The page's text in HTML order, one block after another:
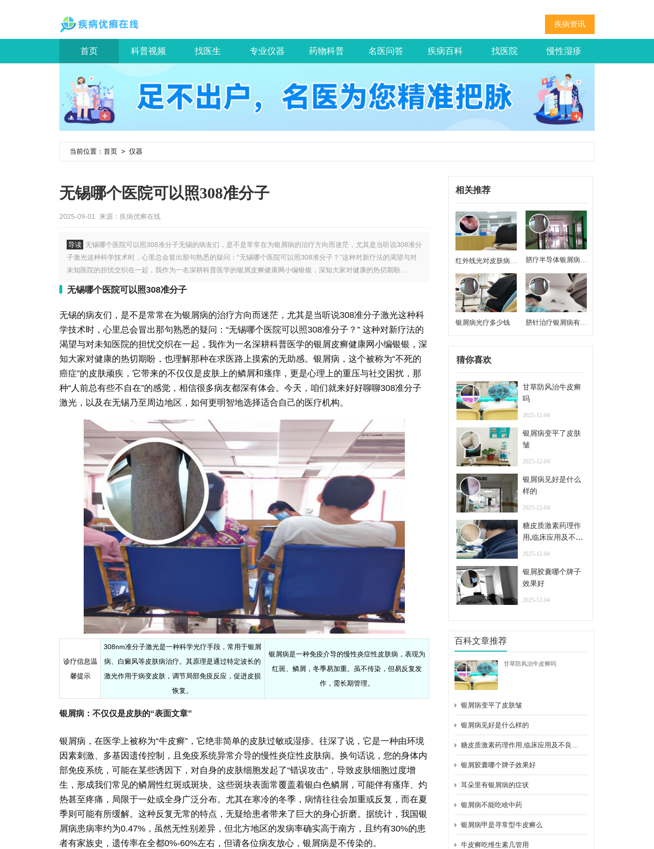
疾病资讯
首页 科普视频 找医生 专业仪器 药物科普 名医问答 疾病百科 找医院 慢性湿疹
当前位置： 首页 > 仪器
无锡哪个医院可以照308准分子
2025-09-01 来源： 疾病优癣在线
导读 无锡哪个医院可以照308准分子无锡的病友们，是不是常常在为银屑病的治疗方向而迷茫，尤其是当听说308准分
子激光这种科学技术时，心里总会冒出那句熟悉的疑问：“无锡哪个医院可以照308准分子？”这种对新疗法的渴望与对
未知医院的担忧交织在一起，我作为一名深耕科普医学的银屑皮癣健康网小编银银，深知大家对健康的热切期盼...
无锡哪个医院可以照308准分子
无锡的病友们，是不是常常在为银屑病的治疗方向而迷茫，尤其是当听说308准分子激光这种科
学技术时，心里总会冒出那句熟悉的疑问：“无锡哪个医院可以照308准分子？” 这种对新疗法的
渴望与对未知医院的担忧交织在一起，我作为一名深耕科普医学的银屑皮癣健康网小编银银，深
知大家对健康的热切期盼，也理解那种在求医路上摸索的无助感。银屑病，这个被称为“不死的
癌症”的皮肤顽疾，它带来的不仅仅是皮肤上的鳞屑和瘙痒，更是心理上的重压与社交困扰，那
种“人前总有些不自在”的感觉，相信很多病友都深有体会。今天，咱们就来好好聊聊308准分子
激光，以及在无锡乃至周边地区，如何更明智地选择适合自己的医疗机构。
诊疗信息温
馨提示
308nm准分子激光是一种科学光疗手段，常用于银屑
病、白癜风等皮肤病治疗。其原理是通过特定波长的
激光作用于病变皮肤，调节局部免疫反应，促进皮损
恢复。
银屑病是一种免疫介导的慢性炎症性皮肤病，表现为
红斑、鳞屑，冬季易加重。虽不传染，但易反复发
作，需长期管理。
银屑病：不仅仅是皮肤的“表面文章”
银屑病，在医学上被称为“牛皮癣”，它绝非简单的皮肤过敏或湿疹。往深了说，它是一种由环境
因素刺激、多基因遗传控制，且免疫系统异常介导的慢性炎症性皮肤病。换句话说，您的身体内
部免疫系统，可能在某些诱因下，对自身的皮肤细胞发起了“错误攻击”，导致皮肤细胞过度增
生，形成我们常见的鳞屑性红斑或斑块。这些斑块表面常覆盖着银白色鳞屑，可能伴有瘙痒、灼
热甚至疼痛，局限于一处或全身广泛分布。尤其在寒冷的冬季，病情往往会加重或反复，而在夏
季则可能有所缓解。这种反复无常的特点，无疑给患者带来了巨大的身心折磨。据统计，我国银
屑病患病率约为0.47%，虽然无性别差异，但北方地区的发病率确实高于南方，且约有30%的患
者有家族史，遗传率在全都0%-60%左右，但请各位病友放心，银屑病是不传染的。
相关推荐
红外线光对皮肤病有
治疗作用吗
脐疗半导体银屑病治
银屑病光疗多少钱
脐针治疗银屑病有用
吗
猜你喜欢
甘草防风治牛皮癣
吗
2025-12-04
银屑病变平了皮肤
皱
2025-12-04
银屑病见好是什么
样的
2025-12-04
糖皮质激素药理作
用,临床应用及不良
2025-12-04
银屑胶囊哪个牌子
效果好
2025-12-04
百科文章推荐
甘草防风治牛皮癣吗
银屑病变平了皮肤皱
银屑病见好是什么样的
银屑胶囊哪个牌子效果好
耳朵里有银屑病的症状
银屑病不能吃啥中药
银屑病甲是寻常型牛皮癣么
牛皮癣吃维生素几管用